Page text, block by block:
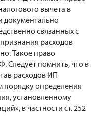
вычета в
документально
связанных с
расходов
Такое право
Следует помнить, что в
расходов ИП
порядку определения
установленному
в частности ст. 252